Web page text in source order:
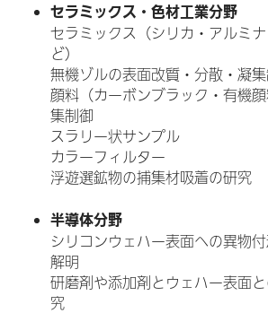
セラミックス・色材工業分野
セラミックス（シリカ・アルミ
ど）
無機ゾルの表面改質・分散・凝
顔料（カーボンブラック・有機
集制御
スラリー状サンプル
カラーフィルター
浮遊選鉱物の捕集材吸着の研究
半導体分野
シリコンウェハー表面への異物
解明
研磨剤や添加剤とウェハー表面
究